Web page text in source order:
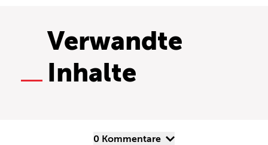
Verwandte
Inhalte
0 Kommentare